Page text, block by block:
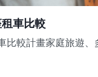
車比較
比較計畫家庭旅遊